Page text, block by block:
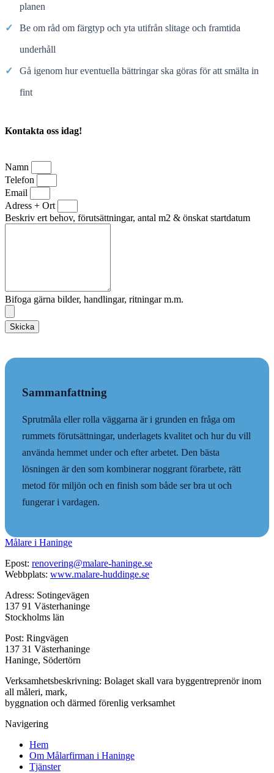
planen
✓ Be om råd om färgtyp och yta utifrån slitage och framtida
underhåll
✓ Gå igenom hur eventuella bättringar ska göras för att smälta in
fint
Kontakta oss idag!
Namn
Telefon
Email
Adress + Ort
Beskriv ert behov, förutsättningar, antal m2 & önskat startdatum
Bifoga gärna bilder, handlingar, ritningar m.m.
Skicka
Sammanfattning
Sprutmåla eller rolla väggarna är i grunden en fråga om
rummets förutsättningar, underlagets kvalitet och hur du vill
använda hemmet under och efter arbetet. Den bästa
lösningen är den som kombinerar noggrant förarbete, rätt
metod för miljön och en finish som både ser bra ut och
fungerar i vardagen.
Målare i Haninge
Epost: renovering@malare-haninge.se
Webbplats: www.malare-huddinge.se
Adress: Sotingevägen
137 91 Västerhaninge
Stockholms län
Post: Ringvägen
137 31 Västerhaninge
Haninge, Södertörn
Verksamhetsbeskrivning: Bolaget skall vara byggentreprenör inom
all måleri, mark,
byggnation och därmed förenlig verksamhet
Navigering
Hem
Om Målarfirman i Haninge
Tjänster